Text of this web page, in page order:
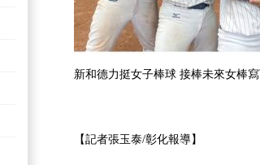
新和德力挺女子棒球 接棒未來女棒
【記者張玉泰/彰化報導】